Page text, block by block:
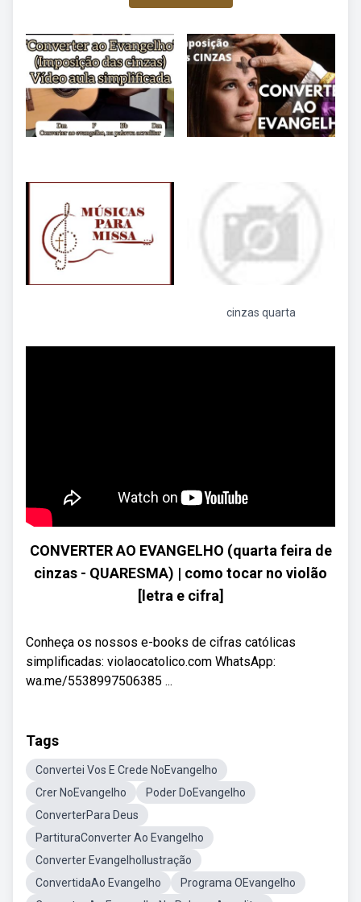
cinzas quarta
CONVERTER AO EVANGELHO (quarta feira de
cinzas - QUARESMA) | como tocar no violão
[letra e cifra]
Conheça os nossos e-books de cifras católicas
simplificadas: violaocatolico.com WhatsApp:
wa.me/5538997506385 ...
Tags
Convertei Vos E Crede NoEvangelho
Crer NoEvangelho
Poder DoEvangelho
ConverterPara Deus
PartituraConverter Ao Evangelho
Converter EvangelhoIlustração
ConvertidaAo Evangelho
Programa OEvangelho